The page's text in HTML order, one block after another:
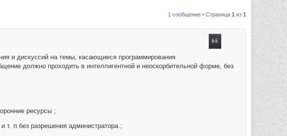
1 сообщение • Страница 1 из 1
и дискуссий на темы, касающиеся программирования
должно проходить в интеллигентной и неоскорбительной форме, без
ресурсы ;
т. п без разрешения администратора.;